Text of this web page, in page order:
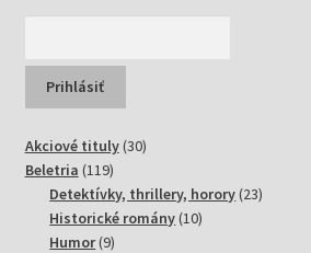
Akciové tituly 3030
Beletria 119119
produktov
Detektívky, thrillery, horory 2323
Historické romány 1010
Humor 99